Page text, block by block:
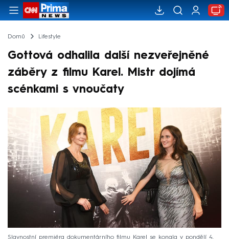
Domů Lifestyle
Gottová odhalila další nezveřejněné
záběry z filmu Karel. Mistr dojímá
scénkami s vnoučaty
Slavnostní premiéra dokumentárního filmu Karel se konala v pondělí 4.